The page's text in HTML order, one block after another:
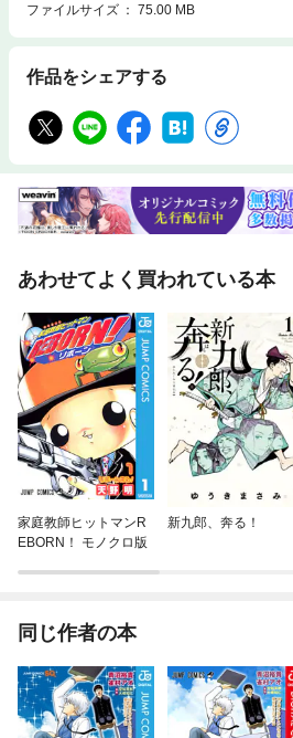
ファイルサイズ
75.00 MB
作品をシェアする
あわせてよく買われている本
家庭教師ヒットマンR
EBORN！ モノクロ版
新九郎、奔る！
同じ作者の本